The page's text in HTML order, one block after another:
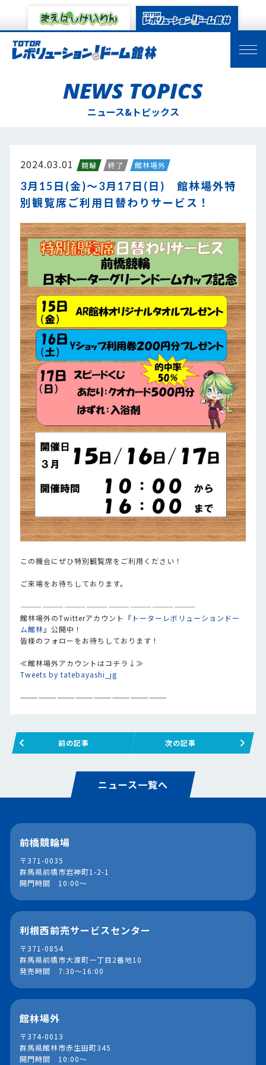
NEWS TOPICS
ニュース&トピックス
2024.03.01 競輪 終了 館林場外
3月15日(金)～3月17日(日) 館林場外特
別観覧席ご利用日替わりサービス！
この機会にぜひ特別観覧席をご利用ください！
ご来場をお待ちしております。
————————————————————————
館林場外のTwitterアカウント『 トーターレボリューションドー
ム館林』公開中！
皆様のフォローをお待ちしております！
≪館林場外アカウントはコチラ↓≫
Tweets by tatebayashi_jg
————————————————————————
前の記事 次の記事
ニュース一覧へ
前橋競輪場
〒371-0035
群馬県前橋市岩神町1-2-1
開門時間 10:00～
利根西前売サービスセンター
〒371-0854
群馬県前橋市大渡町一丁目2番地10
発売時間 7:30～16:00
館林場外
〒374-0013
群馬県館林市赤生田町345
開門時間 10:00～